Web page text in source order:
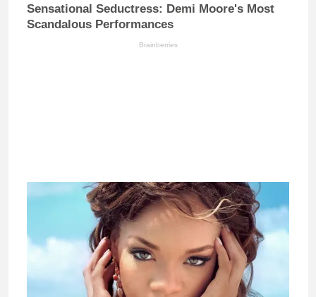
Sensational Seductress: Demi Moore's Most
Scandalous Performances
Brainberries